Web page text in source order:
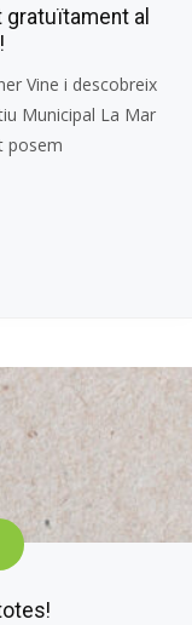
gratuïtament al
Vine i descobreix
Municipal La Mar
posem